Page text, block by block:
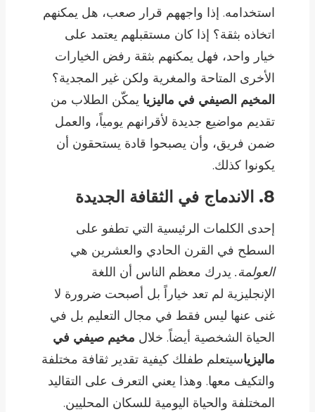
استخدامه. إذا واجههم قرار صعب، هل يمكنهم
اتخاذه بثقة؟ إذا كان مستقبلهم يعتمد على
خيار واحد، فهل يمكنهم بثقة رفض الخيارات
الأخرى المتاحة والمغرية ولكن غير المجدية؟
المخيم الصيفي في ماليزيا يمكّن الطلاب من
تقديم مواضيع جديدة لأقرانهم يومياً، والعمل
ضمن فريق، وأن يصبحوا قادة يستحقون أن
يكونوا كذلك.
8. الاندماج في الثقافة الجديدة
إحدى الكلمات الرئيسية التي تطفو على
السطح في القرن الحادي والعشرين هي
العولمة. يدرك معظم الناس أن اللغة
الإنجليزية لم تعد خياراً بل أصبحت ضرورة لا
غنى عنها ليس فقط في مجال التعليم بل في
الحياة الشخصية أيضاً. خلال مخيم صيفي في
ماليزياسيتعلم طفلك كيفية تقدير ثقافة مختلفة
والتكيف معها. وهذا يعني التعرف على التقاليد
المختلفة والحياة اليومية للسكان المحليين.